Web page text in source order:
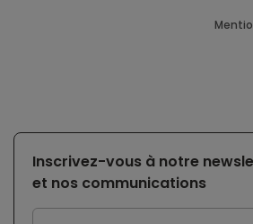
Inscrivez-vous à notre
et nos communications